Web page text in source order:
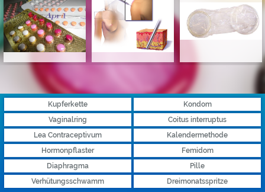
Kupferkette
Kondom
Vaginalring
Coitus interruptus
Lea Contraceptivum
Kalendermethode
Hormonpflaster
Femidom
Diaphragma
Pille
Verhütungsschwamm
Dreimonatsspritze